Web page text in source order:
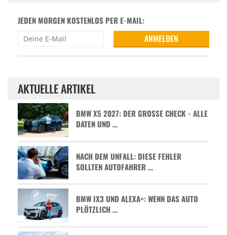
JEDEN MORGEN KOSTENLOS PER E-MAIL:
AKTUELLE ARTIKEL
BMW X5 2027: DER GROSSE CHECK - ALLE D
ATEN UND …
NACH DEM UNFALL: DIESE FEHLER
SOLLTEN AUTOFAHRER …
BMW IX3 UND ALEXA+: WENN DAS AUTO
PLÖTZLICH …